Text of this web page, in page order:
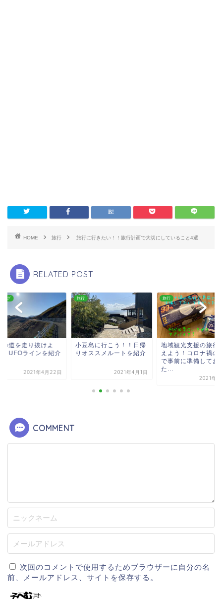
HOME 旅行 旅行に行きたい！！旅行計画で大切にしていること4選
RELATED POST
ング
の道を走り抜けよ
！UFOラインを紹介
2021年4月22日
旅行
小豆島に行こう！！日帰
りオススメルートを紹介
2021年4月1日
旅行
地域観光支援の旅行
えよう！コロナ禍の
で事前に準備してお
た...
2021年4
COMMENT
次回のコメントで使用するためブラウザーに自分の名
前、メールアドレス、サイトを保存する。